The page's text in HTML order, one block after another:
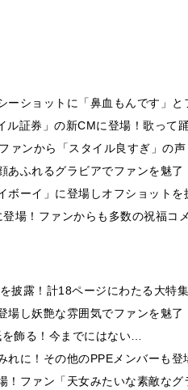
ショットに「鼻血もんです」と
証券」の新CMに登場！歌って
ァンから「スタイル良すぎ」の声
ふれるグラビアでファンを魅了
ーイ」に登場しオフショットを
場！ファンからも多数の祝福コ
披露！計18ページにわたる大特
し妖艶な雰囲気でファンを魅了
飾る！今までにはない…
に！その他のPPEメンバーも登
！ファン「天女みたいな素敵なグ